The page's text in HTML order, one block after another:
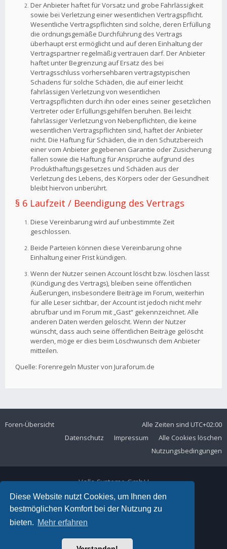
Diese Website nutzt Cookies, um Ihnen den
bestmöglichen Komfort bei der Nutzung zu
bieten. Mehr erfahren
Der Anbieter haftet für Vorsatz und grobe Fahrlässigkeit
sowie bei Verletzung einer wesentlichen Vertragspflicht.
Wesentliche Vertragspflichten sind solche, deren Erfüllung
die ordnungsgemäße Durchführung des Vertrags
überhaupt erst ermöglicht und auf deren Einhaltung der
Vertragspartner regelmäßig vertrauen darf. Der Anbieter
haftet unter Begrenzung auf Ersatz des bei
Vertragsschluss vorhersehbaren vertragstypischen
Schadens für solche Schäden, die auf einer leicht
fahrlässigen Verletzung von wesentlichen
Vertragspflichten durch ihn oder eines seiner gesetzlichen
Vertreter oder Erfüllungsgehilfen beruhen. Bei leicht
fahrlässiger Verletzung von Nebenpflichten, die keine
wesentlichen Vertragspflichten sind, haftet der Anbieter
nicht. Die Haftung für Schäden, die in den Schutzbereich
einer vom Anbieter gegebenen Garantie oder Zusicherung
fallen sowie die Haftung für Ansprüche aufgrund des
Produkthaftungsgesetzes und Schäden aus der
Verletzung des Lebens, des Körpers oder der Gesundheit
bleibt hiervon unberührt.
§ 6 Laufzeit / Beendigung des Vertrags
Diese Vereinbarung wird auf unbestimmte Zeit
geschlossen.
Beide Parteien können diese Vereinbarung ohne
Einhaltung einer Frist kündigen.
Wenn der Nutzer seinen Account löscht bzw. löschen lässt
(Kündigung des Vertrags), bleiben seine öffentlichen
Äußerungen, insbesondere Beiträge im Forum, weiterhin
für alle Leser sichtbar, der Account ist jedoch nicht mehr
abrufbar und im Forum mit „Gast“ gekennzeichnet. Alle
anderen Daten werden gelöscht. Wenn der Nutzer
wünscht, dass auch seine öffentlichen Beiträge gelöscht
werden, möge er dies beim Löschwunsch dem Anbieter
mitteilen.
Quelle: Forenregeln Muster von Juraforum.de
Foren-Übersicht Alle Zeiten sind UTC+02:00
Alle Cookies löschen
Impressum
Datenschutz
Nutzungsbedingungen
Volla Systeme GmbH
Kölner Straße 102
42897 Remscheid
Telefon:+49 2191 59897 61
E-Mail: